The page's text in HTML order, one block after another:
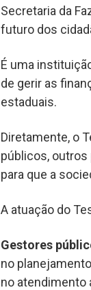
Secretaria da
futuro dos
É uma
de gerir as
estaduais.
Diretamente, o
públicos, outros
para que a
A atuação do
Gestores
no
no atendimento